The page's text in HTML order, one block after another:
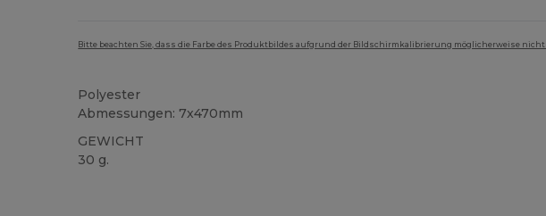
Bitte beachten Sie, dass die Farbe des Produktbildes aufgrund der Bildschirmkalibrierung möglicherweise
Polyester
Abmessungen: 7x470mm
GEWICHT
30 g.